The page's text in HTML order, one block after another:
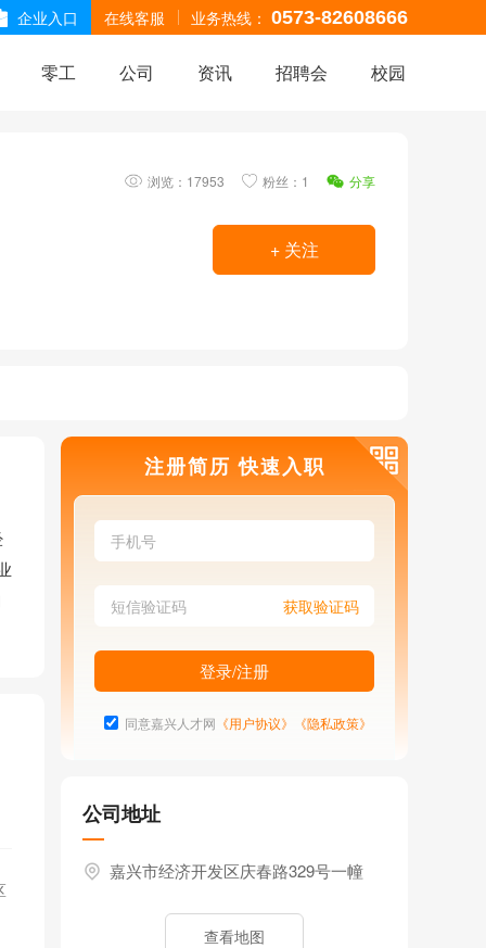
在线客服 业务热线： 0573-82608666
企业入口
零工 公司 资讯 招聘会 校园
分享
粉丝：1
浏览： 17953
+ 关注
注册简历 快速入职
同意嘉兴人才网 《用户协议》 《隐私政策》
公司地址
嘉兴市经济开发区庆春路329号一幢
查看地图